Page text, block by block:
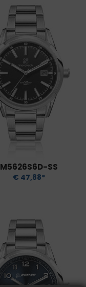
M5626S6D-SS
€ 47,88*